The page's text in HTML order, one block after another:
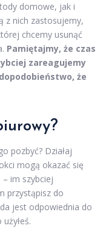
domowe, jak i
z nich zastosujemy,
chcemy usunąć
Pamiętajmy, że czas
zareagujemy
że
pozbyć? Działaj
mogą okazać się
im szybciej
przystąpisz do
jest odpowiednia do